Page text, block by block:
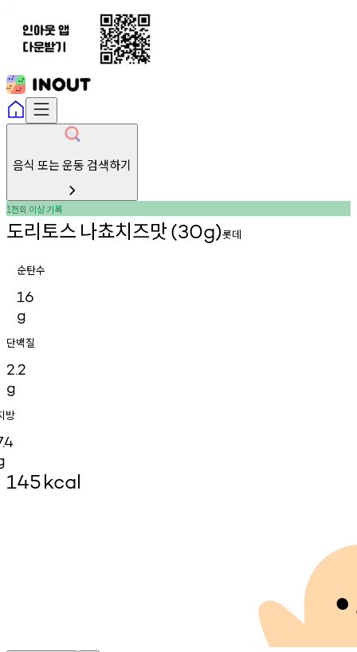
음식 또는 운동 검색하기
1천회 이상기록
도리토스 나쵸치즈맛(30g)롯데
순탄수
16
g
단백질
2.2
g
방
145kcal